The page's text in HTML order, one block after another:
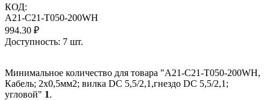
КОД:
A21-C21-T050-200WH
994.30 ₽
Доступность: 7 шт.
Минимальное количество для товара "A21-C21-T050-200WH,
Кабель; 2x0,5мм2; вилка DC 5,5/2,1,гнездо DC 5,5/2,1;
угловой" 1.